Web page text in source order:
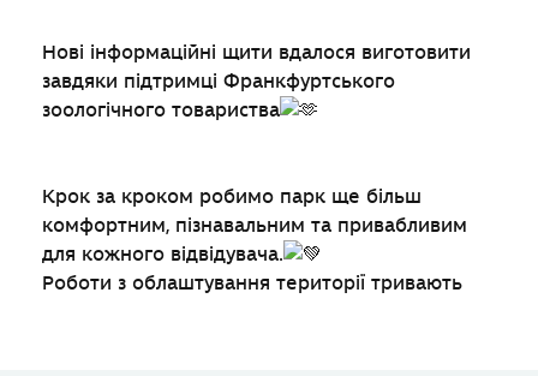
Нові інформаційні щити вдалося виготовити
завдяки підтримці Франкфуртського
зоологічного товариства
Крок за кроком робимо парк ще більш
комфортним, пізнавальним та привабливим
для кожного відвідувача.
Роботи з облаштування території тривають